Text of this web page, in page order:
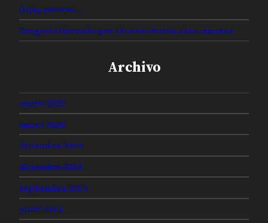
(H)ay amores…
Droguito llorando por el novio frente a las cámaras
Archivo
enero 2021
enero 2020
diciembre 2019
diciembre 2018
septiembre 2013
junio 2013